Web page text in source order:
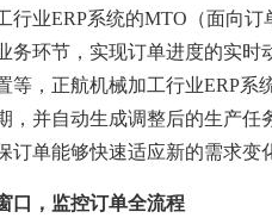
行业ERP系统的MTO（面向
务环节，实现订单进度的实时
等，正航机械加工行业ERP
，并自动生成调整后的生产
订单能够快速适应新的需求变
口，监控订单全流程